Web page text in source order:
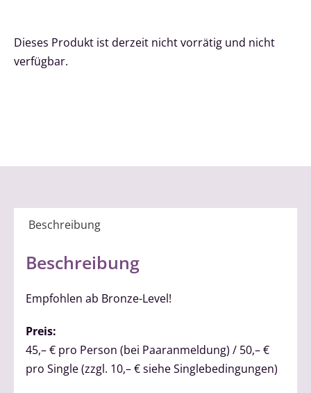
Dieses Produkt ist derzeit nicht vorrätig und nicht
verfügbar.
Beschreibung
Beschreibung
Empfohlen ab Bronze-Level!
Preis:
45,– € pro Person (bei Paaranmeldung) / 50,– €
pro Single (zzgl. 10,– € siehe Singlebedingungen)